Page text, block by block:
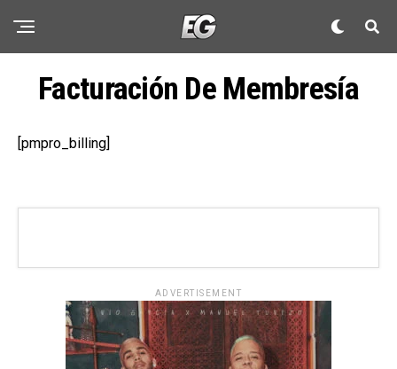
Facturación De Membresía
[pmpro_billing]
ADVERTISEMENT